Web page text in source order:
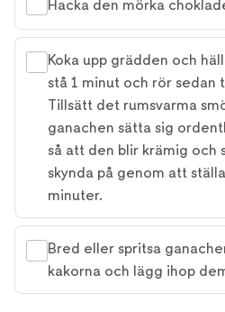
Hacka den mörka
Koka upp grädden och
stå 1 minut och rör sedan
Tillsätt det rumsvarma
ganachen sätta sig
så att den blir krämig och
skynda på genom att
minuter.
Bred eller spritsa
kakorna och lägg ihop